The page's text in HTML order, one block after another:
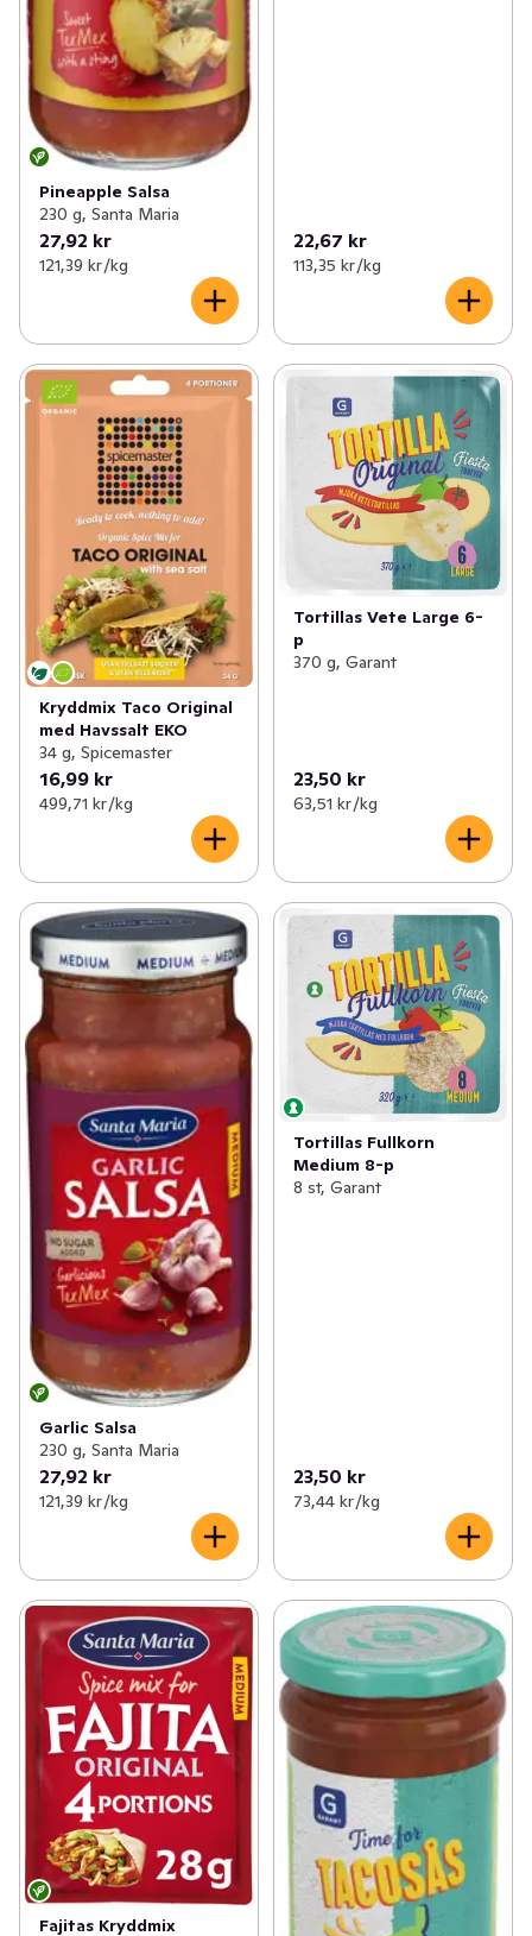
Pineapple Salsa
230 g, Santa Maria
27,92 kr
121,39 kr /kg
22,67 kr
113,35 kr /kg
Kryddmix Taco Original
med Havssalt EKO
34 g, Spicemaster
16,99 kr
499,71 kr /kg
Tortillas Vete Large 6-
p
370 g, Garant
23,50 kr
63,51 kr /kg
Garlic Salsa
230 g, Santa Maria
27,92 kr
121,39 kr /kg
Tortillas Fullkorn
Medium 8-p
8 st, Garant
23,50 kr
73,44 kr /kg
Fajitas Kryddmix